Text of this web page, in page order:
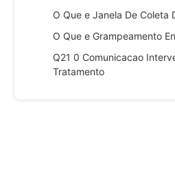
O Que e Janela De Coleta
O Que e Grampeamento
Q21 0 Comunicacao
Tratamento